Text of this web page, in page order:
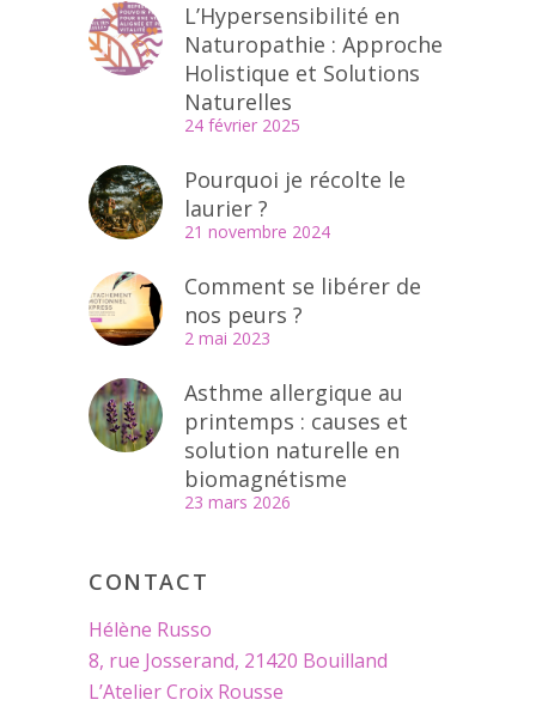
L’Hypersensibilité en
Naturopathie : Approche
Holistique et Solutions
Naturelles
24 février 2025
Pourquoi je récolte le
laurier ?
21 novembre 2024
Comment se libérer de
nos peurs ?
2 mai 2023
Asthme allergique au
printemps : causes et
solution naturelle en
biomagnétisme
23 mars 2026
CONTACT
Hélène Russo
8, rue Josserand, 21420 Bouilland
L’Atelier Croix Rousse